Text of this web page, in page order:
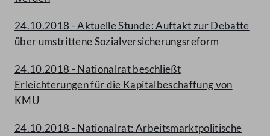
24.10.2018 - Aktuelle Stunde: Auftakt zur Debatte
über umstrittene Sozialversicherungsreform
24.10.2018 - Nationalrat beschließt
Erleichterungen für die Kapitalbeschaffung von
KMU
24.10.2018 - Nationalrat: Arbeitsmarktpolitische